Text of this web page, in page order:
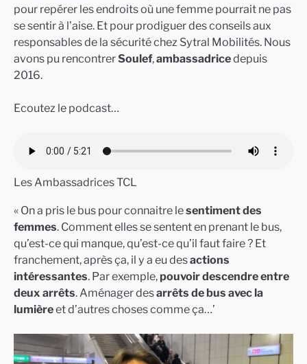
pour repérer les endroits où une femme pourrait ne pas
se sentir à l’aise. Et pour prodiguer des conseils aux
responsables de la sécurité chez Sytral Mobilités. Nous
avons pu rencontrerSoulef,ambassadricedepuis
2016.
Ecoutez le podcast…
Les Ambassadrices TCL
« On a pris le bus pour connaitre lesentiment des
femmes. Comment elles se sentent en prenant le bus,
qu’est-ce qui manque, qu’est-ce qu’il faut faire ? Et
franchement, après ça, il y a eu desactions
intéressantes. Par exemple, pouvoir descendre entre
deux arrêts. Aménager desarrêts de bus avec la
lumièreet d’autres choses comme ça…’